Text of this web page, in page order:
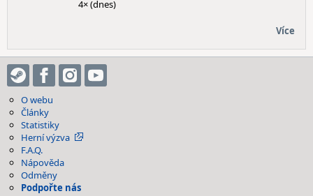
4× (dnes)
Více
O webu
Články
Statistiky
Herní výzva
F.A.Q.
Nápověda
Odměny
Podpořte nás